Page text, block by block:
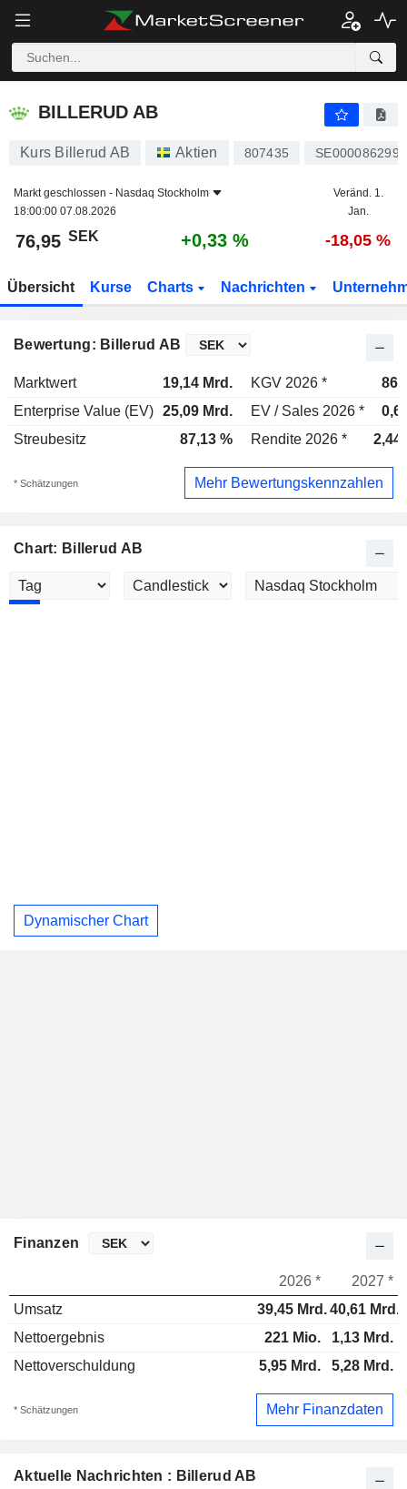
BILLERUD AB
BILLERUD AB
Kurs Billerud AB Aktien 807435 SE0000862997
Markt geschlossen - Nasdaq Stockholm
18:00:00 07.08.2026
Veränd. 1.
Jan.
76,95 SEK +0,33 % -18,05 %
Übersicht Kurse Charts Nachrichten
Bewertung: Billerud AB
Marktwert 19,14 Mrd. KGV 2026 *
Enterprise Value (EV) 25,09 Mrd. EV / Sales 2026 *
Streubesitz
87,13 % Rendite 2026 * 2,44
* Schätzungen Mehr Bewertungskennzahlen
Chart: Billerud AB
Dynamischer Chart
Aktuelle Nachrichten : Billerud AB
Finanzen
2026 *
2027 *
Umsatz
39,45 Mrd.40,61 Mrd.
Nettoergebnis
221 Mio.
1,13 Mrd.
Nettoverschuldung
5,95 Mrd. 5,28 Mrd.
* Schätzungen Mehr Finanzdaten